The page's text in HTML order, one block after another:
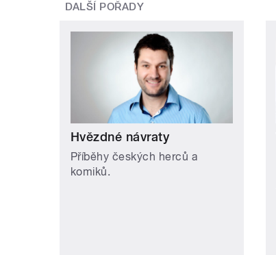
DALŠÍ POŘADY
Hvězdné návraty
Příběhy českých herců a
komiků.